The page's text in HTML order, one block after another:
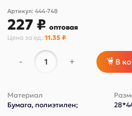
Артикул: 444-748
227 ₽ оптовая
Цена за ед.:11.35 ₽
- + В
Материал
Бумага, полиэтилен;